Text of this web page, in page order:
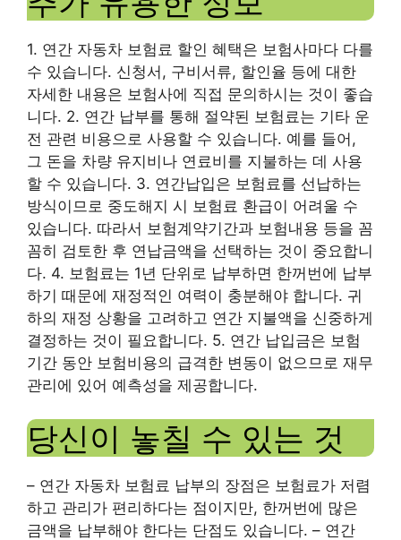
1. 연간 자동차 보험료 할인 혜택은 보험사마다 다를
수 있습니다. 신청서, 구비서류, 할인율 등에 대한
자세한 내용은 보험사에 직접 문의하시는 것이 좋습
니다. 2. 연간 납부를 통해 절약된 보험료는 기타 운
전 관련 비용으로 사용할 수 있습니다. 예를 들어,
그 돈을 차량 유지비나 연료비를 지불하는 데 사용
할 수 있습니다. 3. 연간납입은 보험료를 선납하는
방식이므로 중도해지 시 보험료 환급이 어려울 수
있습니다. 따라서 보험계약기간과 보험내용 등을 꼼
꼼히 검토한 후 연납금액을 선택하는 것이 중요합니
다. 4. 보험료는 1년 단위로 납부하면 한꺼번에 납부
하기 때문에 재정적인 여력이 충분해야 합니다. 귀
하의 재정 상황을 고려하고 연간 지불액을 신중하게
결정하는 것이 필요합니다. 5. 연간 납입금은 보험
기간 동안 보험비용의 급격한 변동이 없으므로 재무
관리에 있어 예측성을 제공합니다.
당신이 놓칠 수 있는 것
– 연간 자동차 보험료 납부의 장점은 보험료가 저렴
하고 관리가 편리하다는 점이지만, 한꺼번에 많은
금액을 납부해야 한다는 단점도 있습니다. – 연간